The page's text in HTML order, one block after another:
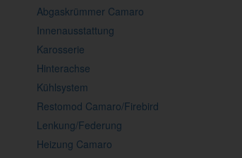
Abgaskrümmer Camaro
Innenausstattung
Karosserie
Hinterachse
Kühlsystem
Restomod Camaro/Firebird
Lenkung/Federung
Heizung Camaro